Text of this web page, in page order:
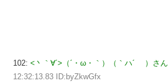
102: <丶｀∀´>（´・ω・｀）（｀ハ´ ）さん
12:32:13.83 ID:byZkwGfx